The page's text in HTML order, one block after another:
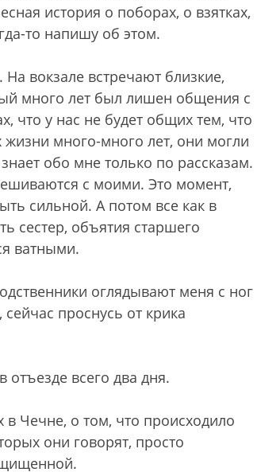
история о поборах, о взятках,
то напишу об этом.
вокзале встречают близкие,
много лет был лишен общения с
что у нас не будет общих тем, что
много-много лет, они могли
обо мне только по рассказам.
с моими. Это момент,
сильной. А потом все как в
сестер, объятия старшего
ватными.
оглядывают меня с ног
проснусь от крика
отъезде всего два дня.
Чечне, о том, что происходило
они говорят, просто